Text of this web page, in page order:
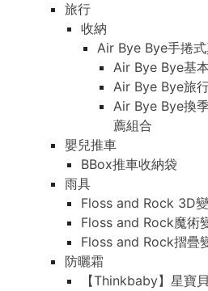
旅行
收納
Air Bye Bye手捲
Air Bye Bye基
Air Bye Bye旅
Air Bye Bye換
薦組合
嬰兒推車
BBox推車收納袋
雨具
Floss and Rock 3D
Floss and Rock魔術
Floss and Rock摺疊
防曬霜
【Thinkbaby】星寶